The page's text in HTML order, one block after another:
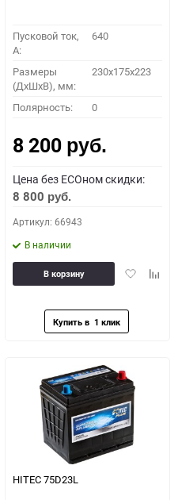
Пусковой ток,
A:
640
Размеры
(ДхШхВ), мм:
230х175х223
Полярность: 0
8 200 руб.
Цена без ECOном скидки:
8 800 руб.
Артикул: 66943
В наличии
Добавить
В корзину
HITEC 75D23L